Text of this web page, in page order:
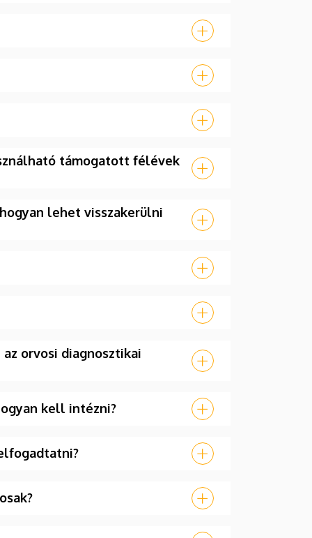
támogatott félévek
lehet visszakerülni
orvosi diagnosztikai
kell intézni?